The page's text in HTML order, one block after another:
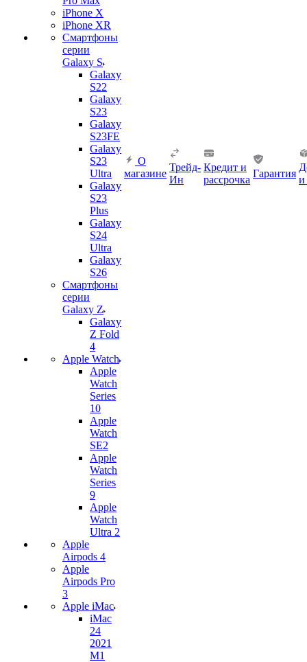
iPhone X
iPhone XR
Смартфоны
серии
Galaxy S
Galaxy
S22
Galaxy
S23
Galaxy
S23FE
Galaxy
S23
Ultra
Galaxy
S23
Plus
Galaxy
S24
Ultra
Galaxy
S26
Смартфоны
серии
Galaxy Z
Galaxy
Z Fold
4
Apple Watch
Apple
Watch
Series
10
Apple
Watch
SE2
Apple
Watch
Series
9
Apple
Watch
Ultra 2
Apple
Airpods 4
Apple
Airpods Pro
3
Apple iMac
iMac
24
2021
M1
О
магазине
Трейд-
Ин
Кредит и
рассрочка
Гарантия
и